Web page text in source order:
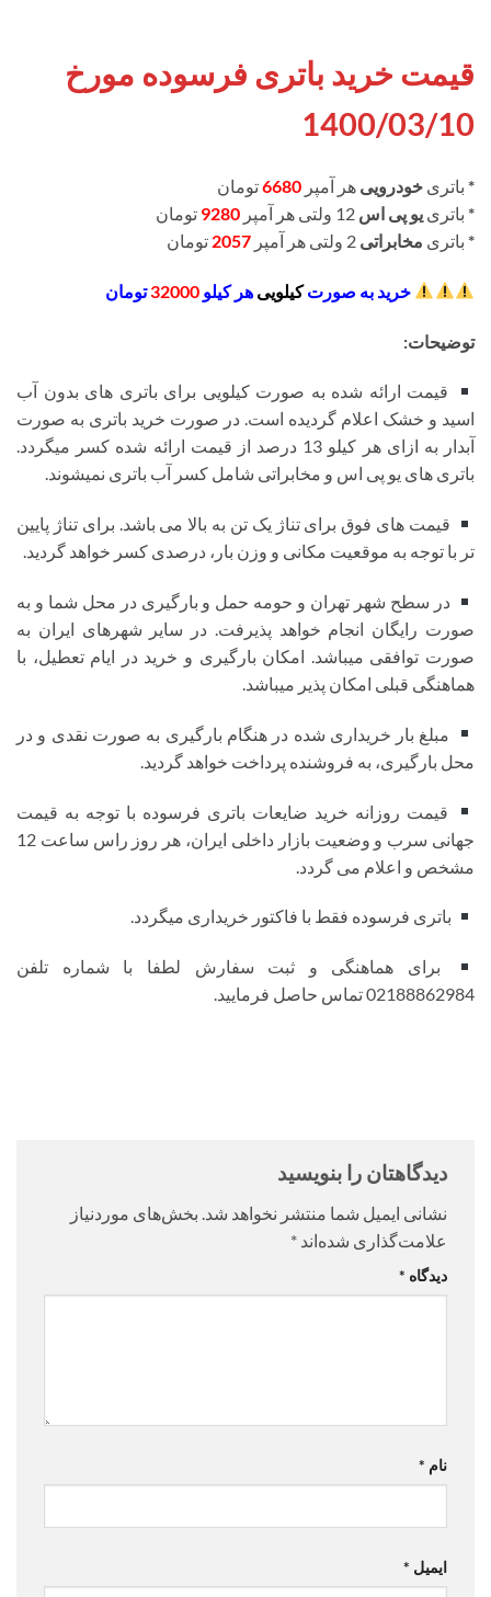
قیمت خرید باتری فرسوده مورخ
1400/03/10
* باتری خودرویی هر آمپر 6680تومان
* باتری یو پی اس 9280 تومان
* باتری مخابراتی 2057 تومان
خرید به صورتکیلویی هر کیلو 32000تومان
توضیحات:
قیمت ارائه شده به صورت کیلویی برای باتری های بدون آب
اسید و خشک اعلام گردیده است. در صورت خرید باتری به صورت
آبدار به ازای هر کیلو 13 درصد از قیمت ارائه شده کسر میگردد.
باتری های یو پی اس و مخابراتی شامل کسر آب باتری نمیشوند.
قیمت های فوق برای تناژ یک تن به بالا می باشد. برای تناژ پایین
تر با توجه به موقعیت مکانی و وزن بار، درصدی کسر خواهد گردید.
در سطح شهر تهران و حومه حمل و بارگیری در محل شما و به
صورت رایگان انجام خواهد پذیرفت. در سایر شهرهای ایران به
صورت توافقی میباشد. امکان بارگیری و خرید در ایام تعطیل، با
هماهنگی قبلی امکان پذیر میباشد.
مبلغ بار خریداری شده در هنگام بارگیری به صورت نقدی و در
محل بارگیری، به فروشنده پرداخت خواهد گردید.
قیمت روزانه خرید ضایعات باتری فرسوده با توجه به قیمت
جهانی سرب و وضعیت بازار داخلی ایران، هر روز راس ساعت 12
مشخص و اعلام می گردد.
باتری فرسوده فقط با فاکتور خریداری میگردد.
برای هماهنگی و ثبت سفارش لطفا با شماره تلفن
02188862984 تماس حاصل فرمایید.
دیدگاهتان را بنویسید
نشانی ایمیل شما منتشر نخواهد شد. بخش‌های موردنیاز
علامت‌گذاری شده‌اند *
دیدگاه *
نام *
ایمیل *